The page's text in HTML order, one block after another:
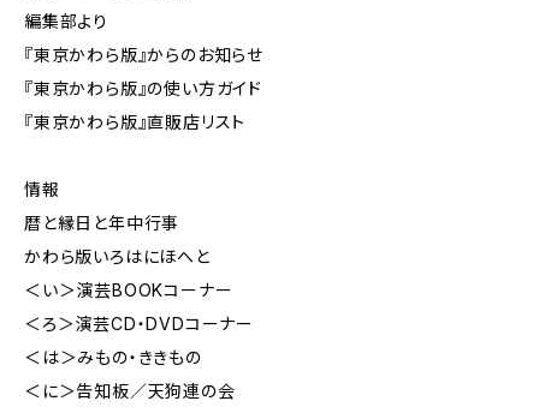
編集部より
『東京かわら版』からのお知らせ
『東京かわら版』の使い方ガイド
『東京かわら版』直販店リスト
情報
暦と縁日と年中行事
かわら版いろはにほへと
＜い＞演芸BOOKコーナー
＜ろ＞演芸CD・DVDコーナー
＜は＞みもの・ききもの
＜に＞告知板／天狗連の会